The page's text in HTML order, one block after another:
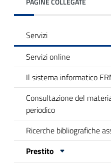
Servizi
Servizi online
Il sistema informatico
Consultazione del
periodico
Ricerche bibliografiche
Prestito